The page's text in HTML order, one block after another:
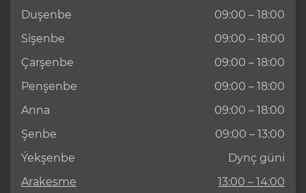
Duşenbe
09:00 – 18:00
Sişenbe
09:00 – 18:00
Çarşenbe
09:00 – 18:00
Penşenbe
09:00 – 18:00
Anna
09:00 – 18:00
Şenbe
09:00 – 13:00
Ýekşenbe
Dynç güni
Arakesme
13:00 – 14:00